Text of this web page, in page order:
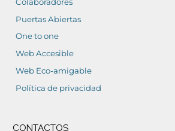
Puertas Abiertas
One to one
Web Accesible
Web Eco-amigable
Política de privacidad
CONTACTOS